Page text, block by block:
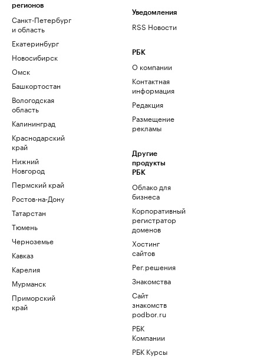
регионов
Санкт-Петербург
и область
Екатеринбург
Новосибирск
Омск
Башкортостан
Вологодская
область
Калининград
Краснодарский
край
Нижний
Новгород
Пермский край
Ростов-на-Дону
Татарстан
Тюмень
Черноземье
Кавказ
Карелия
Мурманск
Приморский
край
Уведомления
RSS Новости
РБК
О компании
Контактная
информация
Редакция
Размещение
рекламы
Другие
продукты
РБК
Облако для
бизнеса
Корпоративный
регистратор
доменов
Хостинг
сайтов
Рег.решения
Знакомства
Сайт
знакомств
podbor.ru
РБК
Компании
РБК Курсы